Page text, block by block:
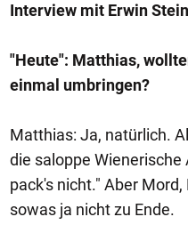
Interview mit Erwin
"Heute": Matthias,
einmal umbringen?
Matthias: Ja, natürlich.
die saloppe Wienerische
pack's nicht." Aber
sowas ja nicht zu Ende.